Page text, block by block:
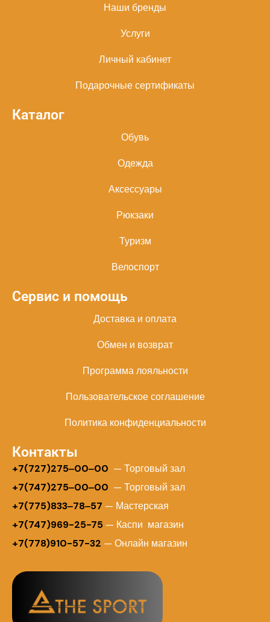
Наши бренды
Услуги
Личный кабинет
Подарочные сертификаты
Каталог
Обувь
Одежда
Аксессуары
Рюкзаки
Туризм
Велоспорт
Сервис и помощь
Доставка и оплата
Обмен и возврат
Программа лояльности
Пользовательское соглашение
Политика конфиденциальности
Контакты
+7(727)275‒00‒00 — Торговый зал
+7(747)275‒00‒00 — Торговый зал
+7(775)833‒78‒57 — Мастерская
+7(747)969-25-75 — Каспи магазин
+7(778)910-57-32 — Онлайн магазин